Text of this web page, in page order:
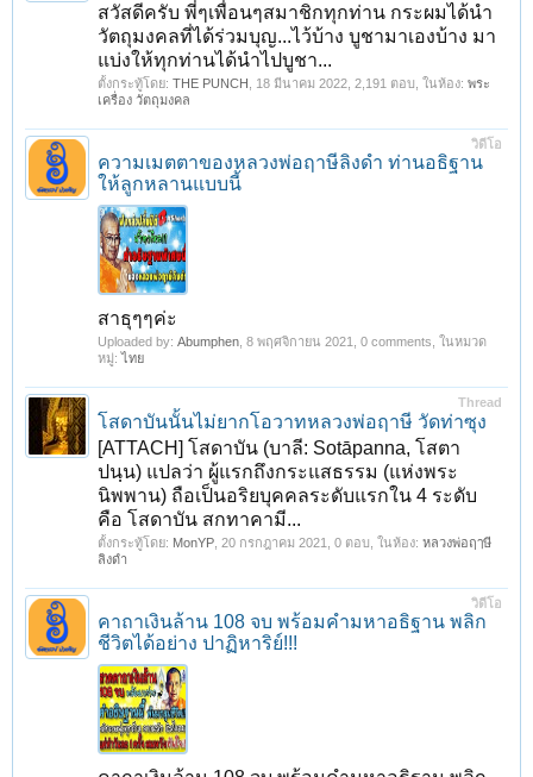
สวัสดีครับ พี่ๆเพื่อนๆสมาชิกทุกท่าน กระผมได้นำ
วัตถุมงคลที่ได้ร่วมบุญ...ไว้บ้าง บูชามาเองบ้าง มา
แบ่งให้ทุกท่านได้นำไปบูชา...
ตั้งกระทู้โดย: THE PUNCH 18 มีนาคม 2022 , 2,191 ตอบ, ในห้อง: พระ
เครื่อง วัตถุมงคล
วิดีโอ
ความเมตตาของหลวงพ่อฤาษีลิงดำ ท่านอธิฐาน
ให้ลูกหลานแบบนี้
สาธุๆๆค่ะ
Uploaded by: Abumphen 8 พฤศจิกายน 2021
, 0 comments, ในหมวด
หมู่:ไทย
Thread
โสดาบันนั้นไม่ยากโอวาทหลวงพ่อฤาษี วัดท่าซุง
[ATTACH] โสดาบัน (บาลี: Sotāpanna, โสตา
ปนฺน) แปลว่า ผู้แรกถึงกระแสธรรม (แห่งพระ
นิพพาน) ถือเป็นอริยบุคคลระดับแรกใน 4 ระดับ
คือ โสดาบัน สกทาคามี...
ตั้งกระทู้โดย: MonYP 20 กรกฎาคม 2021 , 0 ตอบ, ในห้อง: หลวงพ่อฤๅษี
ลิงดำ
วิดีโอ
คาถาเงินล้าน 108 จบ พร้อมคํามหาอธิฐาน พลิก
ชีวิตได้อย่าง ปาฏิหาริย์!!!